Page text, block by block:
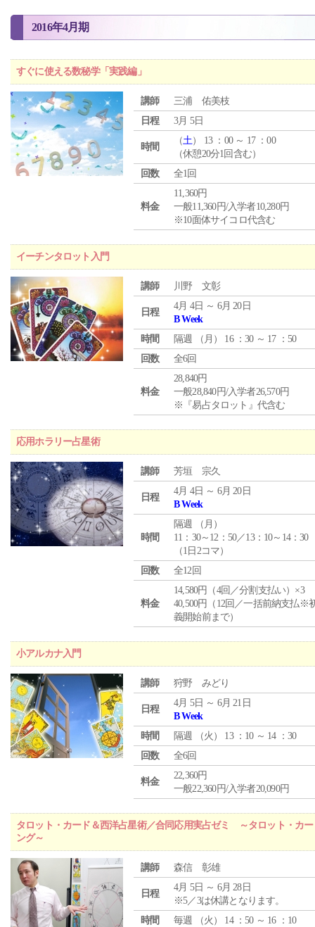
2016年4月期
すぐに使える数秘学「実践編」
講師
三浦 佑美枝
日程
3月 5日
時間
（土） 13 ：00 ～ 17 ：00
（休憩20分1回含む）
回数
全1回
料金
11,360円
一般11,360円/入学者10,280円
※10面体サイコロ代含む
イーチンタロット入門
講師 川野 文彰
日程
4月 4日 ～ 6月 20日
B Week
時間
隔週 （ 月 ） 16 ：30 ～ 17 ：50
回数
全6回
料金
28,840円
一般28,840円/入学者26,570円
※『易占タロット』代含む
応用ホラリー占星術
講師 芳垣 宗久
日程
4月 4日 ～ 6月 20日
B Week
時間
隔週 （ 月 ）
11：30～12：50／13：10～14：30
（1日2コマ）
回数
全12回
料金
14,580円（4回／分割支払い）×3
40,500円（12回／一括前納支払※
義開始前まで）
小アルカナ入門
講師 狩野 みどり
日程
4月 5日 ～ 6月 21日
B Week
時間
隔週 （火 ） 13 ：10 ～ 14 ：30
回数
全6回
料金
22,360円
一般22,360円/入学者20,090円
タロット・カード＆西洋占星術／合同応用実占ゼミ ～タロット・カ
ング～
講師 森信 彰雄
日程
4月 5日 ～ 6月 28日
※5／3は休講となります。
時間
毎週 （火 ） 14 ：50 ～ 16 ：10